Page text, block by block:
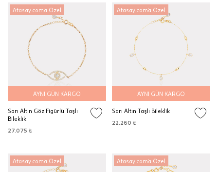
Atasay.com'a Özel
AYNI GÜN KARGO
Sarı Altın Göz Figürlü Taşlı
Bileklik
27.075 ₺
Atasay.com'a Özel
AYNI GÜN KARGO
Sarı Altın Taşlı Bileklik
22.260 ₺
Atasay.com'a Özel Atasay.com'a Özel